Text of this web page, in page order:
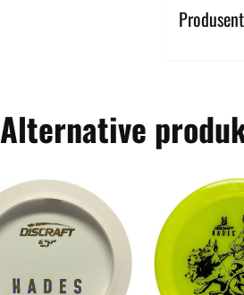
Produsent
Alternative